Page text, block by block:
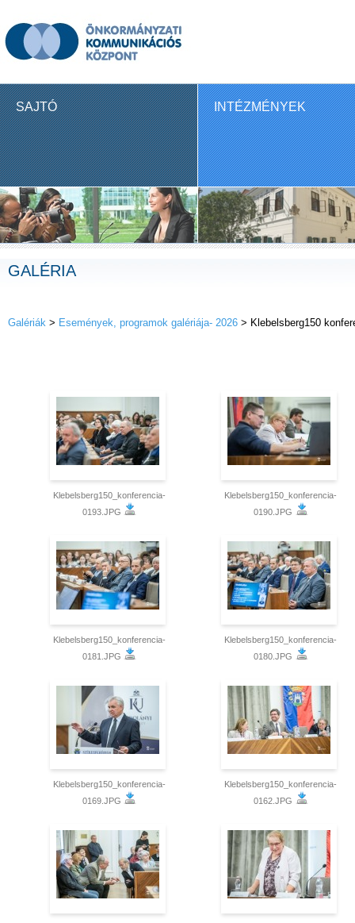
SAJTÓ INTÉZMÉNYEK
GALÉRIA
Galériák > Események, programok galériája- 2026 > Klebelsberg150
Klebelsberg150_konferencia-
0193.JPG
Klebelsberg150_konferencia-
0190.JPG
Klebelsberg150_konferencia-
0181.JPG
Klebelsberg150_konferencia-
0180.JPG
Klebelsberg150_konferencia-
0169.JPG
Klebelsberg150_konferencia-
0162.JPG